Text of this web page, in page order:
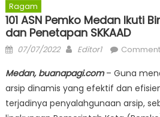
Ragam
101 ASN Pemko Medan Ikuti
dan Penetapan SKKAAD
Posted
07/07/2022 Author
Editor1
Medan, buanapagi.com– Guna
arsip dinamis yang efektif dan
terjadinya penyalahgunaan arsip,